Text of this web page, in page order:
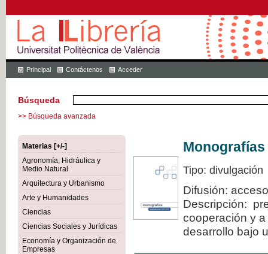
Principal Contáctenos Acceder
Búsqueda
>> Búsqueda avanzada
Materias [+/-]
Agronomía, Hidráulica y
Medio Natural
Arquitectura y Urbanismo
Arte y Humanidades
Ciencias
Ciencias Sociales y Jurídicas
Economía y Organización de
Empresas
Tipo: divulgación
Difusión:
Descripción:
cooperación y
desarrollo bajo